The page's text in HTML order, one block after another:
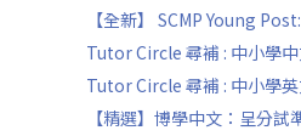
【全新】 SCMP Young
Tutor Circle 尋補 : 中小學
Tutor Circle 尋補 : 中小學
【精選】博學中文：呈分試